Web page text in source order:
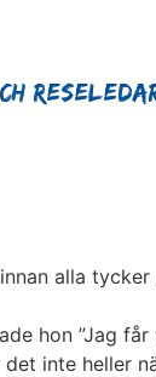
alla
hon ”Jag
inte heller